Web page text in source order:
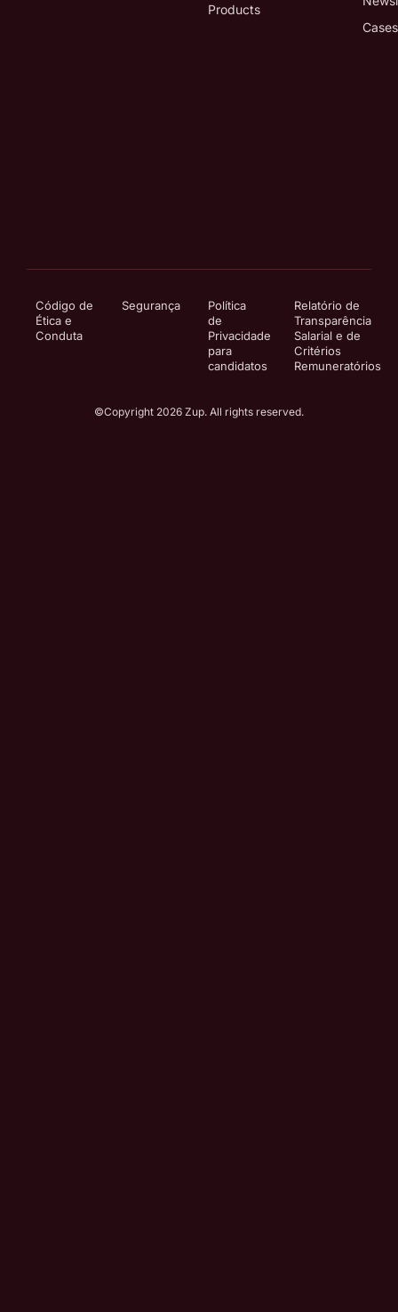
Products
Cases
Código de
Ética e
Conduta
Segurança
Política
de
Privacidade
para
candidatos
Relatório de
Transparência
Salarial e de
Critérios
Remuneratórios
©Copyright 2026 Zup. All rights reserved.